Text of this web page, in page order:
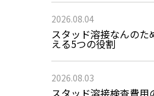
2026.08.04
スタッド溶接なんのた
える5つの役割
2026.08.03